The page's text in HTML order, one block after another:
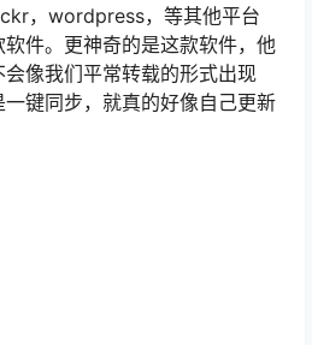
，wordpress，等其他平台
件。更神奇的是这款软件，他
像我们平常转载的形式出现
一键同步，就真的好像自己更新